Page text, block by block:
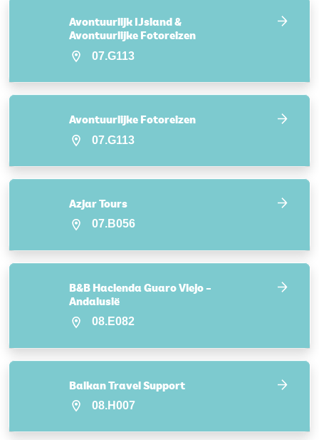
Avontuurlijk IJsland &
Avontuurlijke Fotoreizen
07.G113
Avontuurlijke Fotoreizen
07.G113
Azjar Tours
07.B056
B&B Hacienda Guaro Viejo –
Andalusië
08.E082
Balkan Travel Support
08.H007